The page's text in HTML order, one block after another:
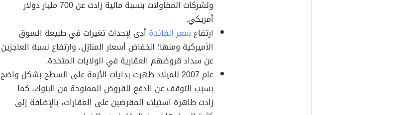
ولشركات المقاولات بنسبة مالية زادت عن 700 مليار دولار
أمريكي.
ارتفاع سعر الفائدة أدى لإحداث تغيرات في طبيعة السوق
الأميركية ومنها؛ انخفاض أسعار المنازل، وارتفاع نسبة العاجزين
عن سداد قروضهم العقارية في الولايات المتحدة.
عام 2007 للميلاد ظهرت بدايات الأزمة على السطح بشكل واضح
بسبب التوقف عن الدفع للقروض الممنوحة من البنوك، كما
زادت ظاهرة استيلاء المقرضين على العقارات، بالإضافة إلى